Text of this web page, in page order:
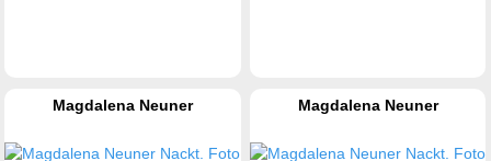
Magdalena Neuner Magdalena Neuner